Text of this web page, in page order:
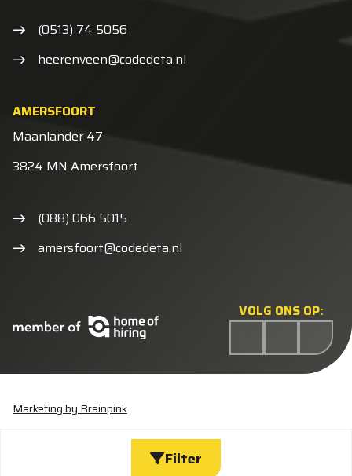
Filter
VOLG ONS OP:
(0513) 74 5056
heerenveen@codedeta.nl
AMERSFOORT
Maanlander 47
3824 MN Amersfoort
(088) 066 5015
amersfoort@codedeta.nl
Algemene voorwaarden
Privacyverklaring
Marketing by Brainpink